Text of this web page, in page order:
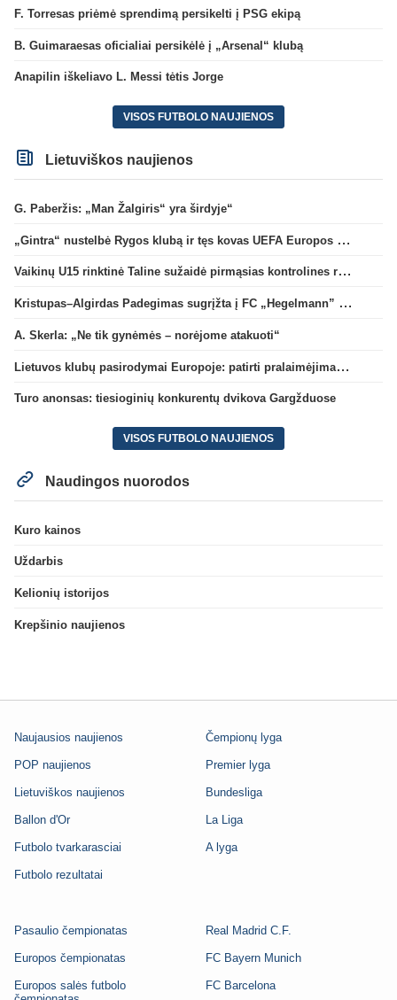
F. Torresas priėmė sprendimą persikelti į PSG ekipą
B. Guimaraesas oficialiai persikėlė į „Arsenal“ klubą
Anapilin iškeliavo L. Messi tėtis Jorge
VISOS FUTBOLO NAUJIENOS
Lietuviškos naujienos
G. Paberžis: „Man Žalgiris“ yra širdyje“
„Gintra“ nustelbė Rygos klubą ir tęs kovas UEFA Europos taurės atrankoje
Vaikinų U15 rinktinė Taline sužaidė pirmąsias kontrolines rungtynes
Kristupas–Algirdas Padegimas sugrįžta į FC „Hegelmann” B sudėtį
A. Skerla: „Ne tik gynėmės – norėjome atakuoti“
Lietuvos klubų pasirodymai Europoje: patirti pralaimėjimai Kroatijos atstovams
Turo anonsas: tiesioginių konkurentų dvikova Gargžduose
VISOS FUTBOLO NAUJIENOS
Naudingos nuorodos
Kuro kainos
Uždarbis
Kelionių istorijos
Krepšinio naujienos
Naujausios naujienos
POP naujienos
Lietuviškos naujienos
Ballon d'Or
Futbolo tvarkarasciai
Futbolo rezultatai
Čempionų lyga
Premier lyga
Bundesliga
La Liga
A lyga
Pasaulio čempionatas
Europos čempionatas
Europos salės futbolo
Real Madrid C.F.
FC Bayern Munich
FC Barcelona